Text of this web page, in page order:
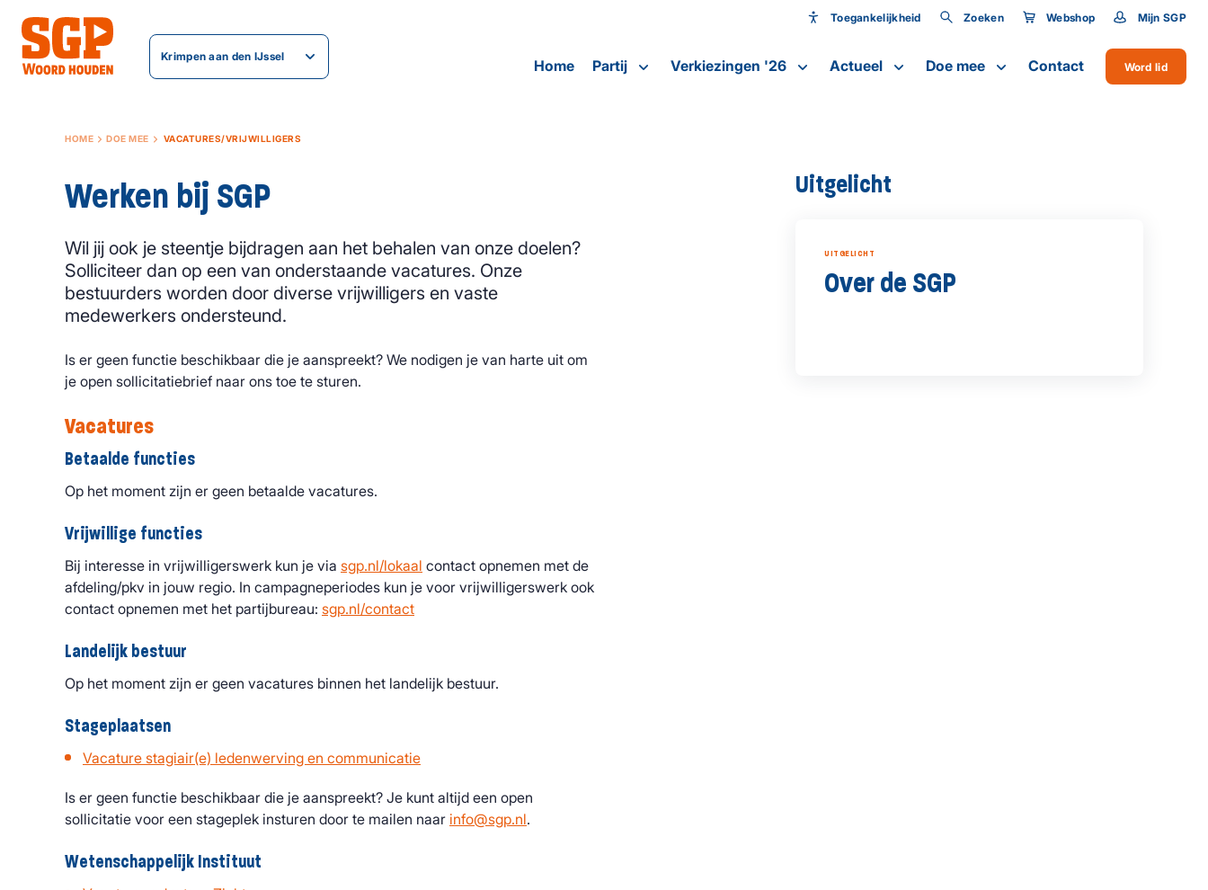
Toegankelijkheid Zoeken Webshop Mijn SGP
Krimpen aan den IJssel
Word lid
Home Partij Verkiezingen '26 Actueel Doe mee Contact
HOME DOE MEE VACATURES/VRIJWILLIGERS
Werken bij SGP
Wil jij ook je steentje bijdragen aan het behalen van onze doelen?
Solliciteer dan op een van onderstaande vacatures. Onze
bestuurders worden door diverse vrijwilligers en vaste
medewerkers ondersteund.
Is er geen functie beschikbaar die je aanspreekt? We nodigen je van harte uit om
je open sollicitatiebrief naar ons toe te sturen.
Vacatures
Betaalde functies
Op het moment zijn er geen betaalde vacatures.
Vrijwillige functies
Bij interesse in vrijwilligerswerk kun je via sgp.nl/lokaal contact opnemen met de
afdeling/pkv in jouw regio. In campagneperiodes kun je voor vrijwilligerswerk ook
contact opnemen met het partijbureau: sgp.nl/contact
Landelijk bestuur
Op het moment zijn er geen vacatures binnen het landelijk bestuur.
Stageplaatsen
Vacature stagiair(e) ledenwerving en communicatie
Is er geen functie beschikbaar die je aanspreekt? Je kunt altijd een open
sollicitatie voor een stageplek insturen door te mailen naar info@sgp.nl.
Wetenschappelijk Instituut
Uitgelicht
UITGELICHT
Over de SGP